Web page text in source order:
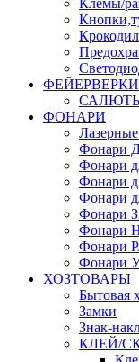
Клемы/
ФОНАРИ
Фонари
Фонари
Фонари
Фонари
Фонари
Фонари
Фонари
Фонари
ХОЗТОВАРЫ
Бытовая
Замки
Знак-
КЛЕЙ/